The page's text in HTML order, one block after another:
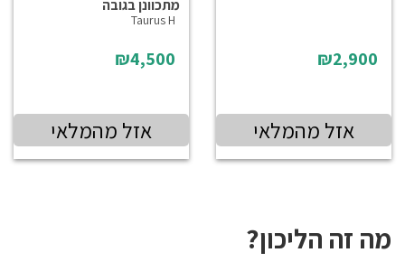
₪2,900
אזל מהמלאי
מתכוונן בגובה
Taurus H
₪4,500
אזל מהמלאי
מה זה הליכון?